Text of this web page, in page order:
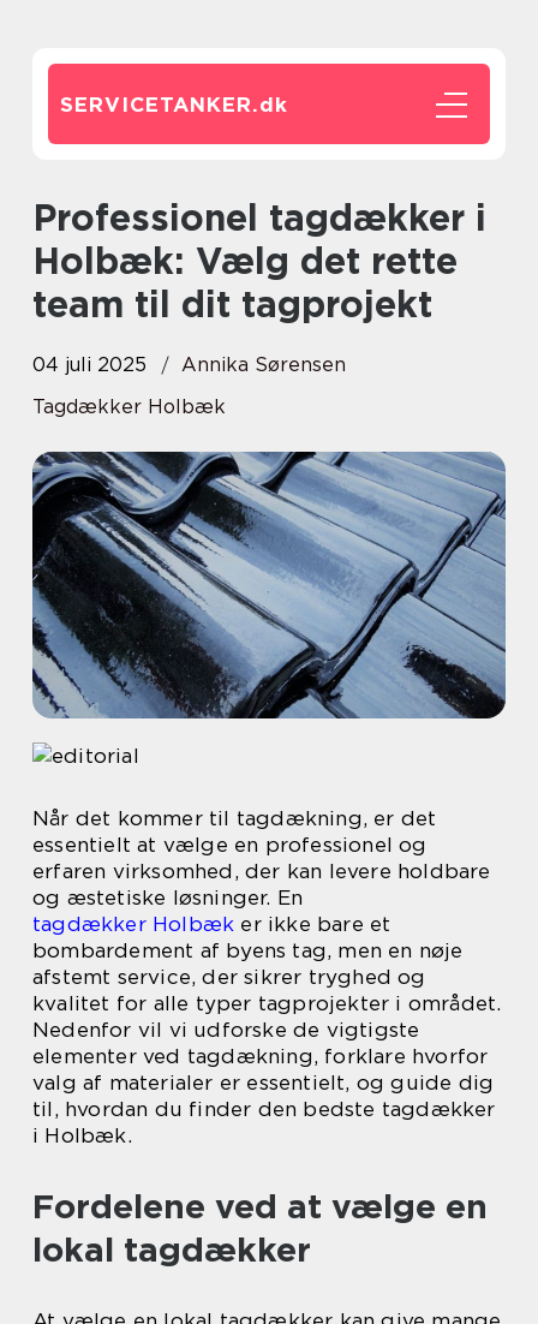
SERVICETANKER.dk
Professionel tagdækker i
Holbæk: Vælg det rette
team til dit tagprojekt
04 juli 2025
Annika Sørensen
Tagdækker Holbæk
Når det kommer til tagdækning, er det
essentielt at vælge en professionel og
erfaren virksomhed, der kan levere holdbare
og æstetiske løsninger. En
tagdækker Holbæk er ikke bare et
bombardement af byens tag, men en nøje
afstemt service, der sikrer tryghed og
kvalitet for alle typer tagprojekter i området.
Nedenfor vil vi udforske de vigtigste
elementer ved tagdækning, forklare hvorfor
valg af materialer er essentielt, og guide dig
til, hvordan du finder den bedste tagdækker
i Holbæk.
Fordelene ved at vælge en
lokal tagdækker